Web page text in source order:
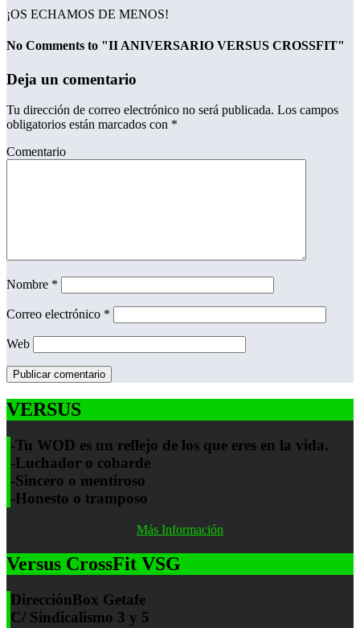
¡OS ECHAMOS DE MENOS!
No Comments to "II ANIVERSARIO VERSUS CROSSFIT"
Deja un comentario
Tu dirección de correo electrónico no será publicada. Los campos
obligatorios están marcados con *
Comentario
Nombre *
Correo electrónico *
Web
VERSUS
-Tu WOD es un reflejo de los que eres en la vida.
-Luchador o cobarde
-Sincero o mentiroso
-Honesto o tramposo
Más Información
Versus CrossFit VSG
DirecciónBox Getafe
C/ Sindicalismo 3 y 5